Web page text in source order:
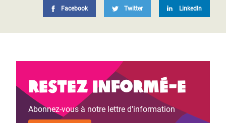
Facebook Twitter LinkedIn
Restez informé-e
Abonnez-vous à notre lettre d'information